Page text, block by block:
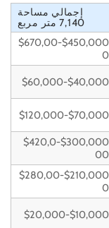
إجمالي مساحة
7,140 متر مربع
$450,000-$670,00
0
$40,000-$60,000
$70,000-$120,000
$300,000-$420,0
00
$210,000-$280,00
0
$10,000-$20,000